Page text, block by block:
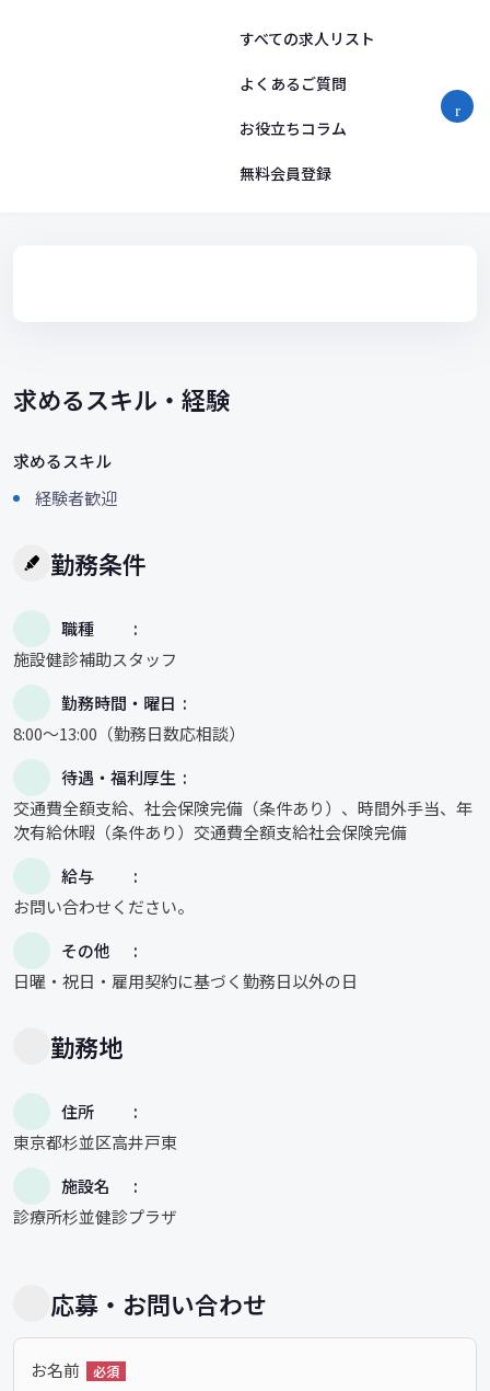
すべての求人リスト
よくあるご質問
お役立ちコラム
無料会員登録
求めるスキル・経験
求めるスキル
経験者歓迎
勤務条件
職種
施設健診補助スタッフ
勤務時間・曜日
8:00～13:00（勤務日数応相談）
待遇・福利厚生
交通費全額支給、社会保険完備（条件あり）、時間外手当、年
次有給休暇（条件あり）交通費全額支給社会保険完備
給与
お問い合わせください。
その他
日曜・祝日・雇用契約に基づく勤務日以外の日
勤務地
住所
東京都杉並区高井戸東
施設名
診療所杉並健診プラザ
応募・お問い合わせ
お名前 必須